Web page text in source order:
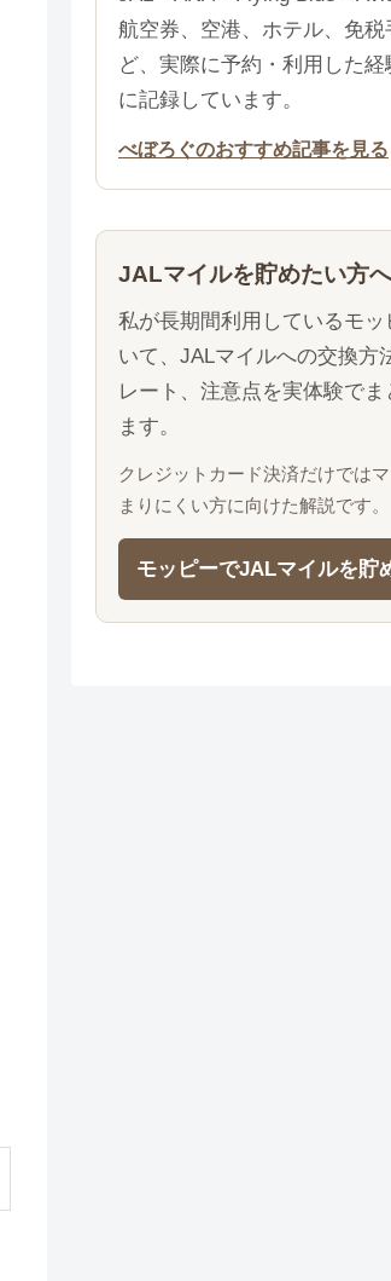
航空券、空港、ホテル、免税
ど、実際に予約・利用した経
に記録しています。
べぼろぐのおすすめ記事を見る
JALマイルを貯めたい方へ
私が長期間利用しているモッ
いて、JALマイルへの交換方
レート、注意点を実体験でま
ます。
クレジットカード決済だけでは
まりにくい方に向けた解説です。
モッピーでJALマイルを貯